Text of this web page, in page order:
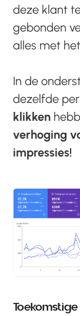
deze klant
gebonden
alles met
In de
dezelfde
klikken
verhoging
impressies!